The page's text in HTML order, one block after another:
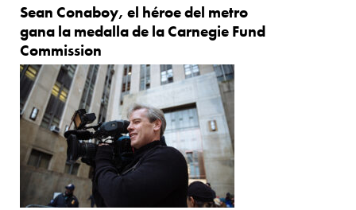
Sean Conaboy, el héroe del metro
gana la medalla de la Carnegie Fund
Commission